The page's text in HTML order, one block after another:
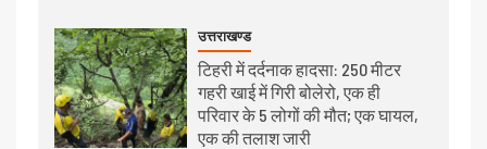
उत्तराखण्ड
टिहरी में दर्दनाक हादसा: 250 मीटर
गहरी खाई में गिरी बोलेरो, एक ही
परिवार के 5 लोगों की मौत; एक घायल,
एक की तलाश जारी